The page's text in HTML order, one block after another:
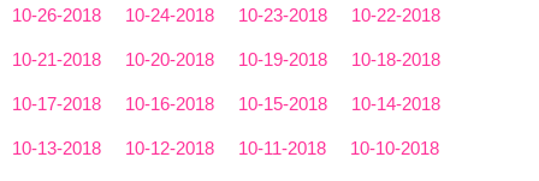
10-26-2018 10-24-2018 10-23-2018 10-22-2018
10-21-2018 10-20-2018 10-19-2018 10-18-2018
10-17-2018 10-16-2018 10-15-2018 10-14-2018
10-13-2018 10-12-2018 10-11-2018 10-10-2018